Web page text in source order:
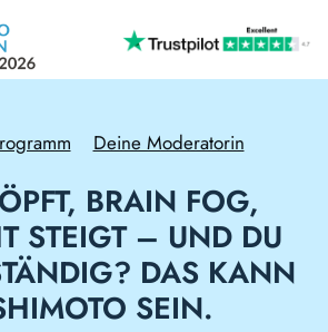
Deine Moderatorin
BRAIN FOG,
STEIGT – UND DU
DAS KANN
SEIN.